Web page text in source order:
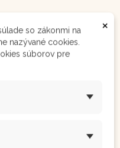
×
so zákonmi na
nazývané cookies.
súborov pre